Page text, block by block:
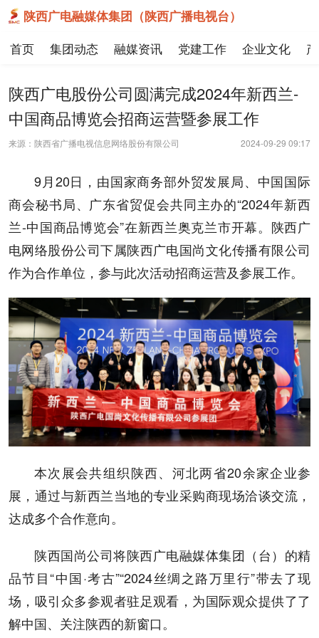
陕西广电融媒体集团（陕西广播电视台）
首页 集团动态 融媒资讯 党建工作 企业文化
陕西广电股份公司圆满完成2024年新西兰-
中国商品博览会招商运营暨参展工作
来源：陕西省广播电视信息网络股份有限公司 2024-09-29 09:17
9月20日，由国家商务部外贸发展局、中国国际
商会秘书局、广东省贸促会共同主办的“2024年新西
兰-中国商品博览会”在新西兰奥克兰市开幕。陕西广
电网络股份公司下属陕西广电国尚文化传播有限公司
作为合作单位，参与此次活动招商运营及参展工作。
本次展会共组织陕西、河北两省20余家企业参
展，通过与新西兰当地的专业采购商现场洽谈交流，
达成多个合作意向。
陕西国尚公司将陕西广电融媒体集团（台）的精
品节目“中国·考古”“2024丝绸之路万里行”带去了现
场，吸引众多参观者驻足观看，为国际观众提供了了
解中国、关注陕西的新窗口。